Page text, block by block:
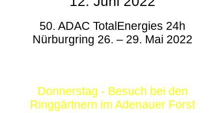
50. ADAC TotalEnergies 24h
Nürburgring 26. – 29. Mai 2022
Donnerstag - Besuch bei den
Ringgärtnern im Adenauer Forst